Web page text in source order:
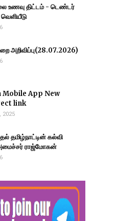
உணவு திட்டம் - டெண்டர்
அறிவிப்பு(28.07.2026)
Mobile App New
link
2025
தமிழ்நாட்டின் கல்வி
அமைச்சர் ராஜ்மோகன்